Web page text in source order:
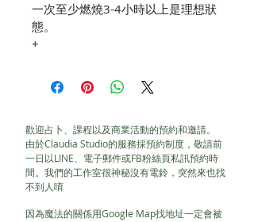
一次至少燃燒3-4小時以上是理想狀
態。
+
歡迎占卜、課程以及商業活動的預約和邀請。
由於Claudia Studio的服務採預約制度，敬請前
一日以LINE、電子郵件或FB粉絲頁私訊預約時
間。我們的工作室很神秘沒有電鈴，突然來也找
不到人唷
因為魔法的關係用Google Map找地址一定會被